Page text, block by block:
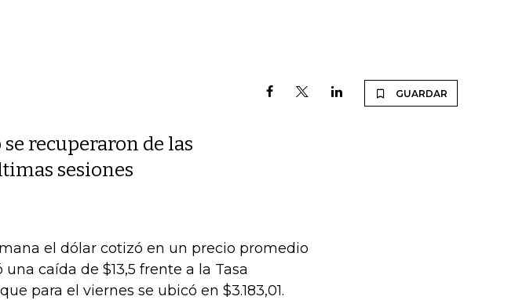
GUARDAR
recuperaron de las
sesiones
el dólar cotizó en un precio promedio
caída de $13,5 frente a la Tasa
para el viernes se ubicó en $3.183,01.